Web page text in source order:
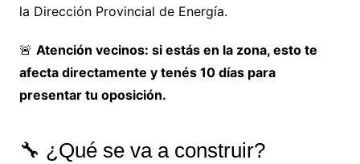
la Dirección Provincial de Energía.
🚨 Atención vecinos: si estás en la zona, esto te
afecta directamente y tenés 10 días para
presentar tu oposición.
🔧 ¿Qué se va a construir?